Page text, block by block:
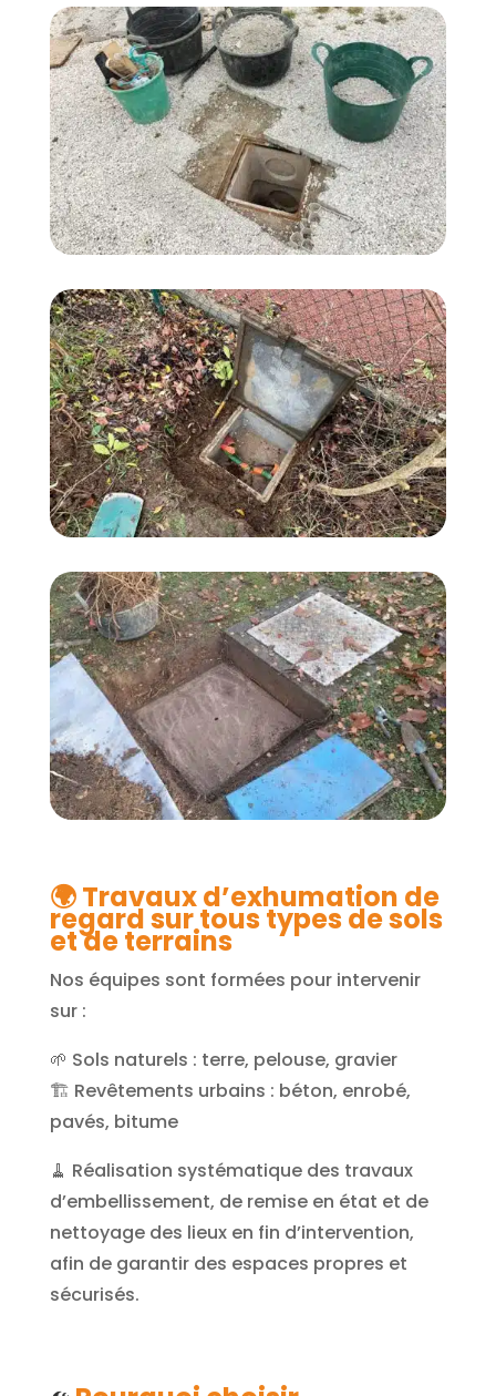
🌍Travaux d’exhumation de
regard sur tous types de sols
et de terrains
Nos équipes sont formées pour intervenir
sur :
🌱 Sols naturels : terre, pelouse, gravier
🏗️ Revêtements urbains : béton, enrobé,
pavés, bitume
🧹 Réalisation systématique des travaux
d’embellissement, de remise en état et de
nettoyage des lieux en fin d’intervention,
afin de garantir des espaces propres et
sécurisés.